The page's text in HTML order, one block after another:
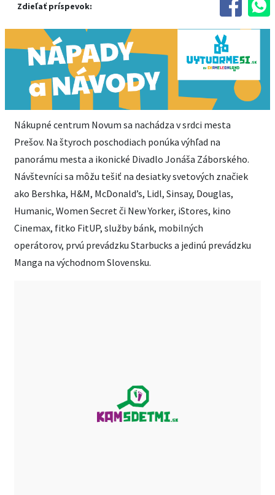
Zdieľať príspevok:
Nákupné centrum Novum sa nachádza v srdci mesta
Prešov. Na štyroch poschodiach ponúka výhľad na
panorámu mesta a ikonické Divadlo Jonáša Záborského.
Návštevníci sa môžu tešiť na desiatky svetových značiek
ako Bershka, H&M, McDonald’s, Lidl, Sinsay, Douglas,
Humanic, Women Secret či New Yorker, iStores, kino
Cinemax, fitko FitUP, služby bánk, mobilných
operátorov, prvú prevádzku Starbucks a jedinú prevádzku
Manga na východnom Slovensku.